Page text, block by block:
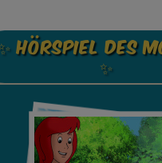
HÖRSPIEL DES
✨